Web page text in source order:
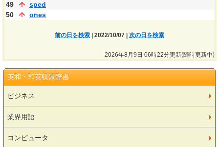
49
sped
50
ones
前の日を検索 | 2022/10/07 | 次の日を検索
2026年8月9日 06時22分更新(随時更新中)
英和・和英収録辞書
ビジネス
業界用語
コンピュータ